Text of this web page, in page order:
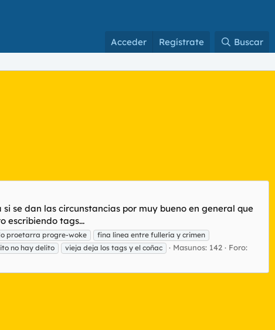
Acceder Regístrate Buscar
se dan las circunstancias por muy bueno en general que
escribiendo tags...
proetarra progre-woke
fina línea entre fullería y crimen
no hay delito vieja deja los tags y el coñac Masunos: 142
Foro: